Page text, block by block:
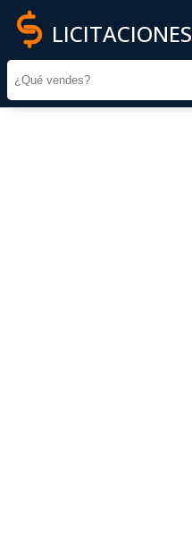
LICITACIONES